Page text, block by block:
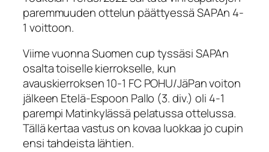
paremmuuden ottelun päättyessä SAPAn 4-
1 voittoon.
Viime vuonna Suomen cup tyssäsi SAPAn
osalta toiselle kierrokselle, kun
avauskierroksen 10-1 FC POHU/JäPan voiton
jälkeen Etelä-Espoon Pallo (3. div.) oli 4-1
parempi Matinkylässä pelatussa ottelussa.
Tällä kertaa vastus on kovaa luokkaa jo cupin
ensi tahdeista lähtien.